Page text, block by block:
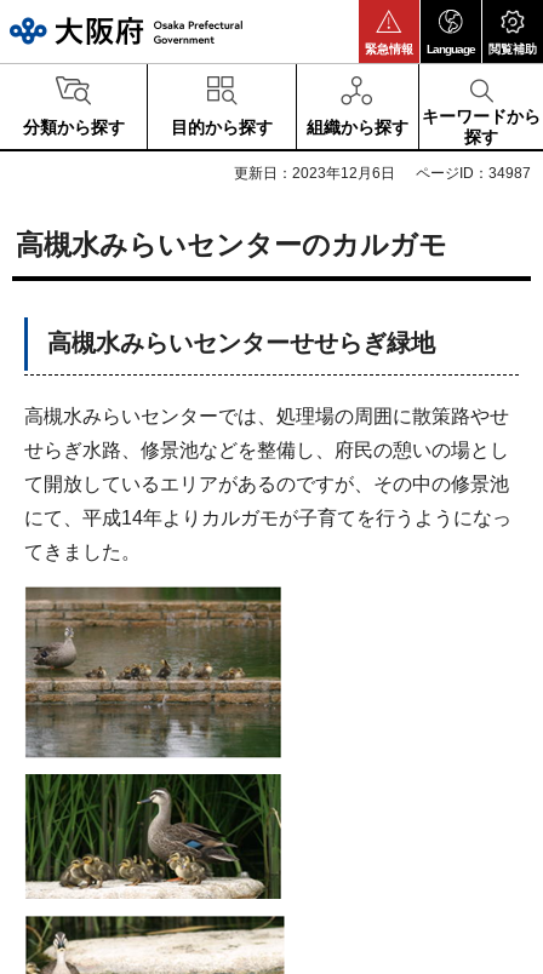
緊急情報 Language 閲覧補助
分類から探す 目的から探す 組織から探す
キーワードから
探す
更新日：2023年12月6日 ページID：34987
高槻水みらいセンターのカルガモ
高槻水みらいセンターせせらぎ緑地
高槻水みらいセンターでは、処理場の周囲に散策路やせ
せらぎ水路、修景池などを整備し、府民の憩いの場とし
て開放しているエリアがあるのですが、その中の修景池
にて、平成14年よりカルガモが子育てを行うようになっ
てきました。